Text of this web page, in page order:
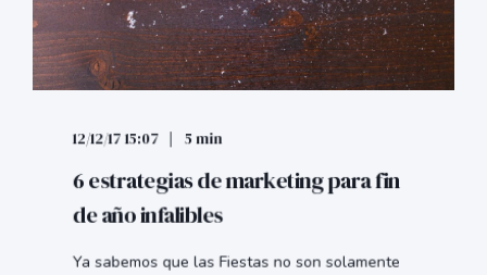
12/12/17 15:07 5 min
6 estrategias de marketing para fin
de año infalibles
Ya sabemos que las Fiestas no son solamente